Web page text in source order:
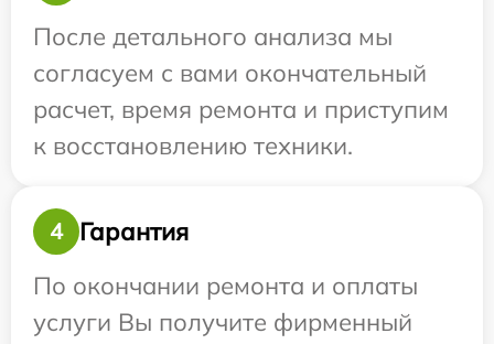
После детального анализа мы
согласуем с вами окончательный
расчет, время ремонта и приступим
к восстановлению техники.
4
Гарантия
По окончании ремонта и оплаты
услуги Вы получите фирменный